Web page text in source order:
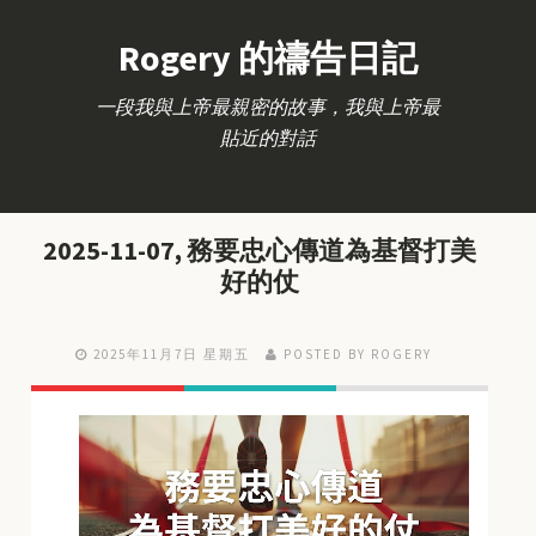
Rogery 的禱告日記
一段我與上帝最親密的故事，我與上帝最
貼近的對話
2025-11-07, 務要忠心傳道為基督打美
好的仗
2025年11月7日 星期五 POSTED BY ROGERY